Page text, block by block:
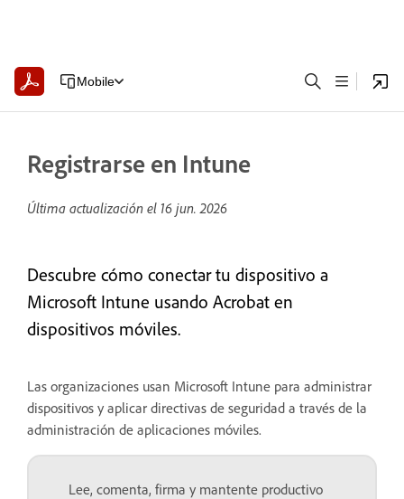
Mobile
Registrarse en Intune
Última actualización el 16 jun. 2026
Descubre cómo conectar tu dispositivo a
Microsoft Intune usando Acrobat en
dispositivos móviles.
Las organizaciones usan Microsoft Intune para administrar
dispositivos y aplicar directivas de seguridad a través de la
administración de aplicaciones móviles.
Lee, comenta, firma y mantente productivo